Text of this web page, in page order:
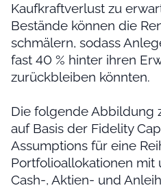
Kaufkraftverlust zu
Bestände können die
schmälern, sodass
fast 40 % hinter ihren
zurückbleiben könnten.
Die folgende Abbildung
auf Basis der Fidelity
Assumptions für eine
Portfolioallokationen mit
Cash-, Aktien- und